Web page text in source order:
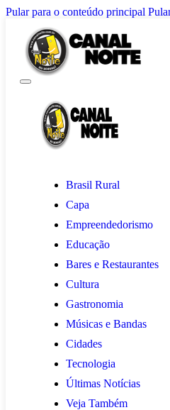
Pular para o conteúdo principal
Brasil Rural
Capa
Empreendedorismo
Educação
Bares e Restaurantes
Cultura
Gastronomia
Músicas e Bandas
Cidades
Tecnologia
Últimas Notícias
Veja Também